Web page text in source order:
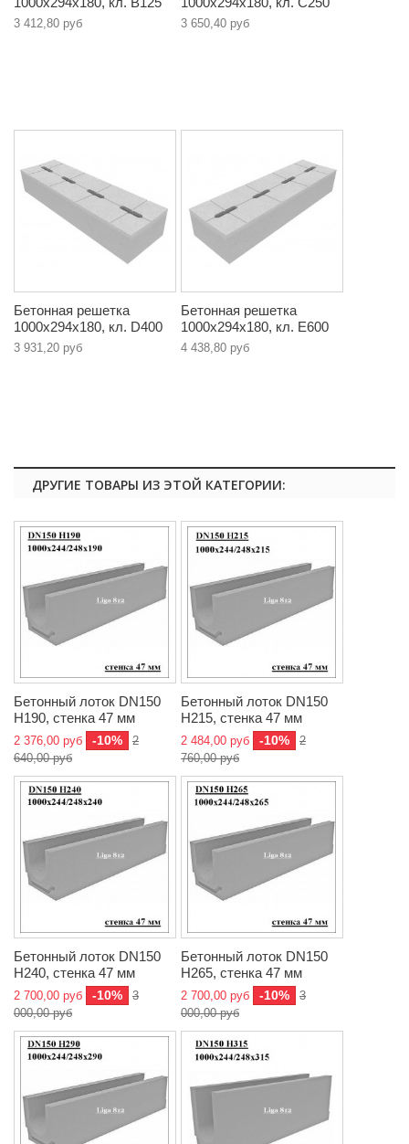
3 412,80 руб 3 650,40 руб
Бетонная решетка
1000х294х180, кл. D400
3 931,20 руб
Бетонная решетка
1000х294х180, кл. E600
4 438,80 руб
ДРУГИЕ ТОВАРЫ ИЗ ЭТОЙ КАТЕГОРИИ:
Бетонный лоток DN150
H190, стенка 47 мм
2 376,00 руб -10%
2
640,00 руб
Бетонный лоток DN150
H215, стенка 47 мм
2 484,00 руб -10%
2
760,00 руб
Бетонный лоток DN150
H240, стенка 47 мм
2 700,00 руб -10%
3
000,00 руб
Бетонный лоток DN150
H265, стенка 47 мм
2 700,00 руб -10%
3
000,00 руб